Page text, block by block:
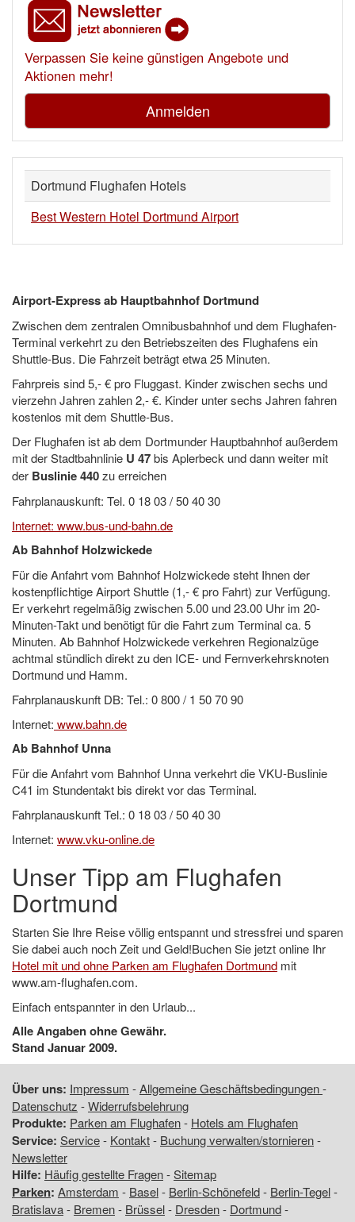
Verpassen Sie keine günstigen Angebote und
Aktionen mehr!
Anmelden
Dortmund Flughafen Hotels
Best Western Hotel Dortmund Airport
Airport-Express ab Hauptbahnhof Dortmund
Zwischen dem zentralen Omnibusbahnhof und dem Flughafen-
Terminal verkehrt zu den Betriebszeiten des Flughafens ein
Shuttle-Bus. Die Fahrzeit beträgt etwa 25 Minuten.
Fahrpreis sind 5,- € pro Fluggast. Kinder zwischen sechs und
vierzehn Jahren zahlen 2,- €. Kinder unter sechs Jahren fahren
kostenlos mit dem Shuttle-Bus.
Der Flughafen ist ab dem Dortmunder Hauptbahnhof außerdem
mit der Stadtbahnlinie U 47bis Aplerbeck und dann weiter mit
der Buslinie 440zu erreichen
Fahrplanauskunft: Tel. 0 18 03 / 50 40 30
Internet: www.bus-und-bahn.de
Ab Bahnhof Holzwickede
Für die Anfahrt vom Bahnhof Holzwickede steht Ihnen der
kostenpflichtige Airport Shuttle (1,- € pro Fahrt) zur Verfügung.
Er verkehrt regelmäßig zwischen 5.00 und 23.00 Uhr im 20-
Minuten-Takt und benötigt für die Fahrt zum Terminal ca. 5
Minuten. Ab Bahnhof Holzwickede verkehren Regionalzüge
achtmal stündlich direkt zu den ICE- und Fernverkehrsknoten
Dortmund und Hamm.
Fahrplanauskunft DB: Tel.: 0 800 / 1 50 70 90
Internet: www.bahn.de
Ab Bahnhof Unna
Für die Anfahrt vom Bahnhof Unna verkehrt die VKU-Buslinie
C41 im Stundentakt bis direkt vor das Terminal.
Fahrplanauskunft Tel.: 0 18 03 / 50 40 30
Internet: www.vku-online.de
Unser Tipp am Flughafen
Dortmund
Starten Sie Ihre Reise völlig entspannt und stressfrei und sparen
Sie dabei auch noch Zeit und Geld!Buchen Sie jetzt online Ihr
Hotel mit und ohne Parken am Flughafen Dortmund mit
www.am-flughafen.com.
Einfach entspannter in den Urlaub...
Alle Angaben ohne Gewähr.
Stand Januar 2009.
Über uns: Impressum -Allgemeine Geschäftsbedingungen-
Datenschutz -Widerrufsbelehrung
Produkte: Parken am Flughafen- Hotels am Flughafen
Service: Service- Kontakt- Buchung verwalten/stornieren-
Newsletter
Hilfe: Häufig gestellte Fragen-Sitemap
Parken: Amsterdam - Basel- Berlin-Schönefeld- Berlin-Tegel-
Bratislava- Bremen- Brüssel- Dresden- Dortmund-